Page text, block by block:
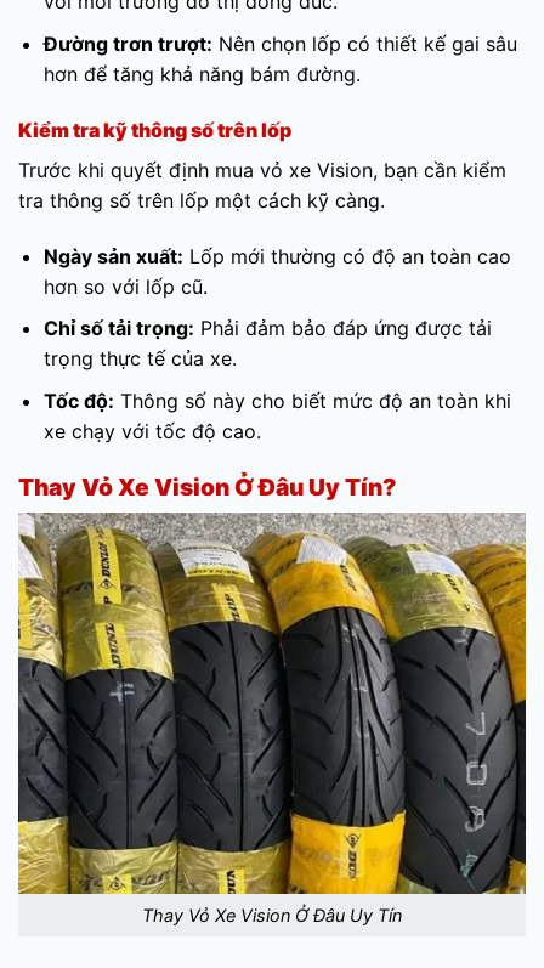
Đường trơn trượt: Nên chọn lốp có thiết kế gai sâu
hơn để tăng khả năng bám đường.
Kiểm tra kỹ thông số trên lốp
Trước khi quyết định mua vỏ xe Vision, bạn cần kiểm
tra thông số trên lốp một cách kỹ càng.
Ngày sản xuất: Lốp mới thường có độ an toàn cao
hơn so với lốp cũ.
Chỉ số tải trọng: Phải đảm bảo đáp ứng được tải
trọng thực tế của xe.
Tốc độ: Thông số này cho biết mức độ an toàn khi
xe chạy với tốc độ cao.
Thay Vỏ Xe Vision Ở Đâu Uy Tín?
Thay Vỏ Xe Vision Ở Đâu Uy Tín